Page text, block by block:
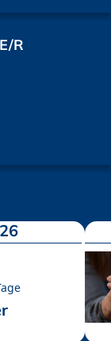
R